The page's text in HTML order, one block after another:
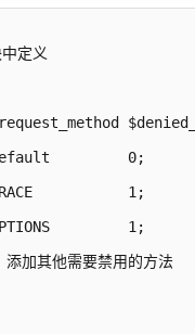
定义
0;
1;
1;
他需要禁用的方法